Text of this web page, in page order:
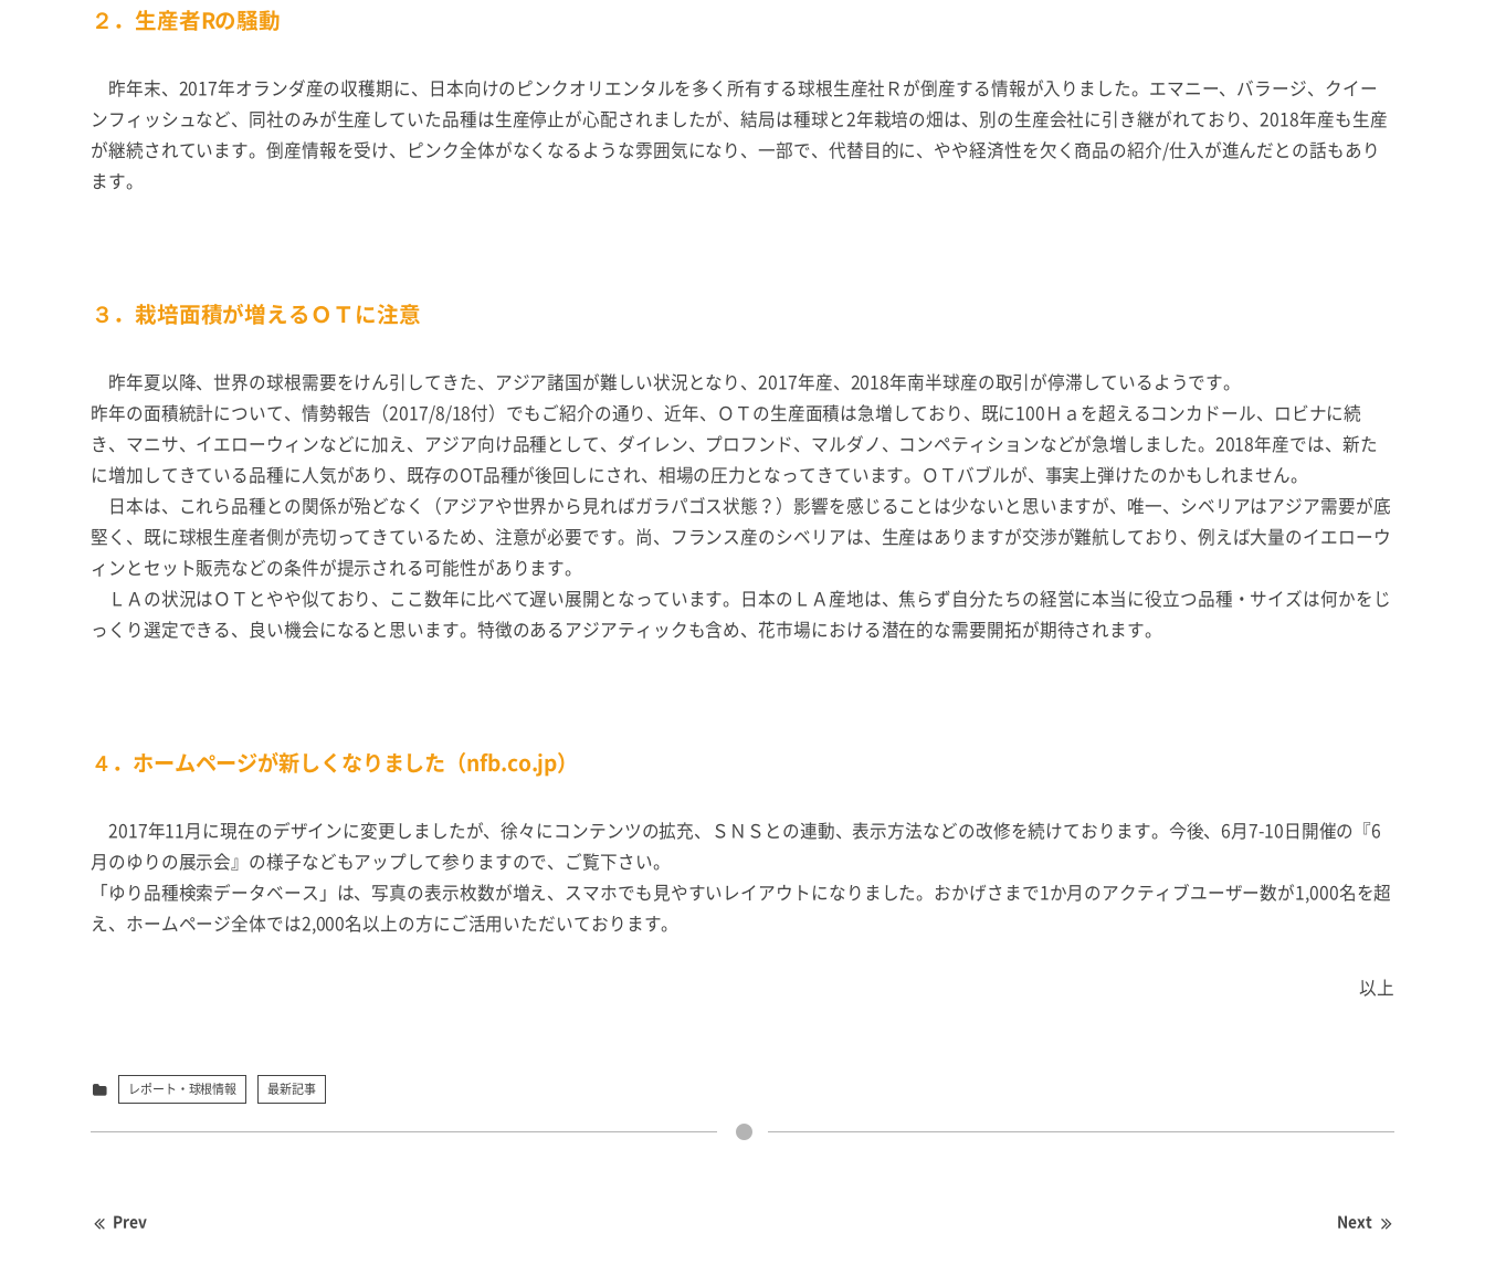
２．生産者Rの騒動
昨年末、2017年オランダ産の収穫期に、日本向けのピンクオリエンタルを多く所有する球根生産社Ｒが倒産する情報が入りました。エマニー、バラージ、クイー
ンフィッシュなど、同社のみが生産していた品種は生産停止が心配されましたが、結局は種球と2年栽培の畑は、別の生産会社に引き継がれており、2018年産も生産
が継続されています。倒産情報を受け、ピンク全体がなくなるような雰囲気になり、一部で、代替目的に、やや経済性を欠く商品の紹介/仕入が進んだとの話もあり
ます。
３．栽培面積が増えるＯＴに注意
昨年夏以降、世界の球根需要をけん引してきた、アジア諸国が難しい状況となり、2017年産、2018年南半球産の取引が停滞しているようです。
昨年の面積統計について、情勢報告（2017/8/18付）でもご紹介の通り、近年、ＯＴの生産面積は急増しており、既に100Ｈａを超えるコンカドール、ロビナに続
き、マニサ、イエローウィンなどに加え、アジア向け品種として、ダイレン、プロフンド、マルダノ、コンペティションなどが急増しました。2018年産では、新た
に増加してきている品種に人気があり、既存のOT品種が後回しにされ、相場の圧力となってきています。ＯＴバブルが、事実上弾けたのかもしれません。
日本は、これら品種との関係が殆どなく（アジアや世界から見ればガラパゴス状態？）影響を感じることは少ないと思いますが、唯一、シベリアはアジア需要が底
堅く、既に球根生産者側が売切ってきているため、注意が必要です。尚、フランス産のシベリアは、生産はありますが交渉が難航しており、例えば大量のイエローウ
ィンとセット販売などの条件が提示される可能性があります。
ＬＡの状況はＯＴとやや似ており、ここ数年に比べて遅い展開となっています。日本のＬＡ産地は、焦らず自分たちの経営に本当に役立つ品種・サイズは何かをじ
っくり選定できる、良い機会になると思います。特徴のあるアジアティックも含め、花市場における潜在的な需要開拓が期待されます。
４．ホームページが新しくなりました（nfb.co.jp）
2017年11月に現在のデザインに変更しましたが、徐々にコンテンツの拡充、ＳＮＳとの連動、表示方法などの改修を続けております。今後、6月7-10日開催の『6
月のゆりの展示会』の様子などもアップして参りますので、ご覧下さい。
「ゆり品種検索データベース」は、写真の表示枚数が増え、スマホでも見やすいレイアウトになりました。おかげさまで1か月のアクティブユーザー数が1,000名を超
え、ホームページ全体では2,000名以上の方にご活用いただいております。
以上
レポート・球根情報 最新記事
Prev Next